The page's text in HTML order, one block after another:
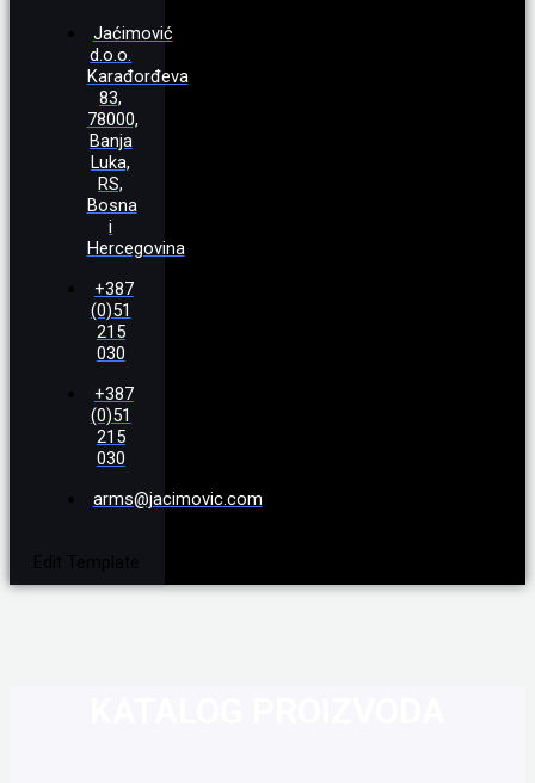
Jaćimović
d.o.o.
Karađorđeva
83,
78000,
Banja
Luka,
RS,
Bosna
i
Hercegovina
+387
(0)51
215
030
+387
(0)51
215
030
arms@jacimovic.com
Edit Template